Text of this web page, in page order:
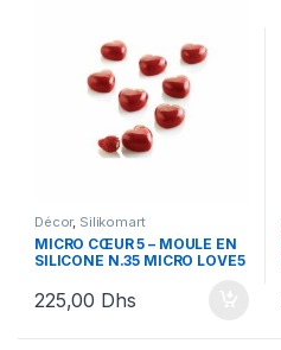
Décor, Silikomart
MICRO CŒUR 5 – MOULE EN
SILICONE N.35 MICRO LOVE5
225,00 Dhs